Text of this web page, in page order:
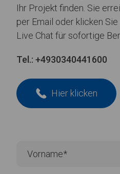
Ihr Projekt finden. Sie
per Email oder klicken
Live Chat für sofortige
Tel.: +4930340441600
Hier klicken